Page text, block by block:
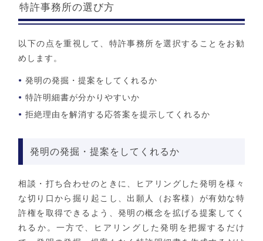
特許事務所の選び方
以下の点を重視して、特許事務所を選択することをお勧
めします。
発明の発掘・提案をしてくれるか
特許明細書が分かりやすいか
拒絶理由を解消する応答案を提示してくれるか
発明の発掘・提案をしてくれるか
相談・打ち合わせのときに、ヒアリングした発明を様々
な切り口から掘り起こし、出願人（お客様）が有効な特
許権を取得できるよう、発明の概念を拡げる提案してく
れるか。一方で、ヒアリングした発明を把握するだけ